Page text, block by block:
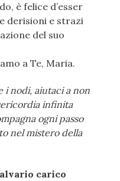
è felice d’esser
derisioni e strazi
del suo
a Te, Maria.
i nodi, aiutaci a non
infinita
ogni passo
nel mistero della
carico